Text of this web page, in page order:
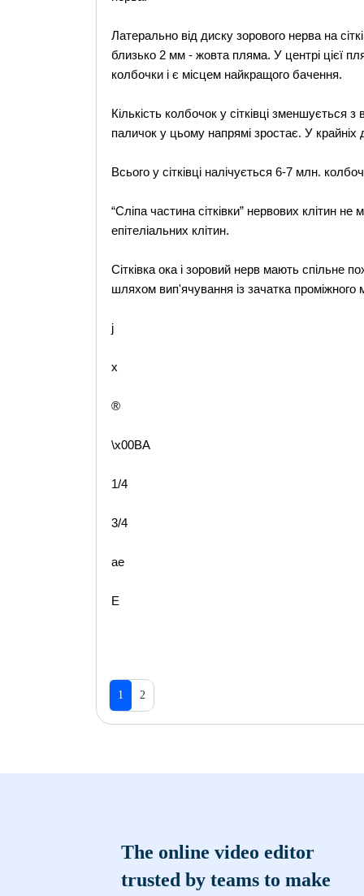
Латерально від диску зорового нерва на
близько 2 мм - жовта пляма. У центрі цієї
колбочки і є місцем найкращого бачення.
Кількість колбочок у сітківці зменшується
паличок у цьому напрямі зростає. У крайніх
Всього у сітківці налічується 6-7 млн.
“Сліпа частина сітківки” нервових клітин
епітеліальних клітин.
Сітківка ока і зоровий нерв мають спільне
шляхом вип'ячування із зачатка проміжного
j
x
®
\x00BA
1/4
3/4
ae
E
1 2
The online video editor
trusted by teams to make